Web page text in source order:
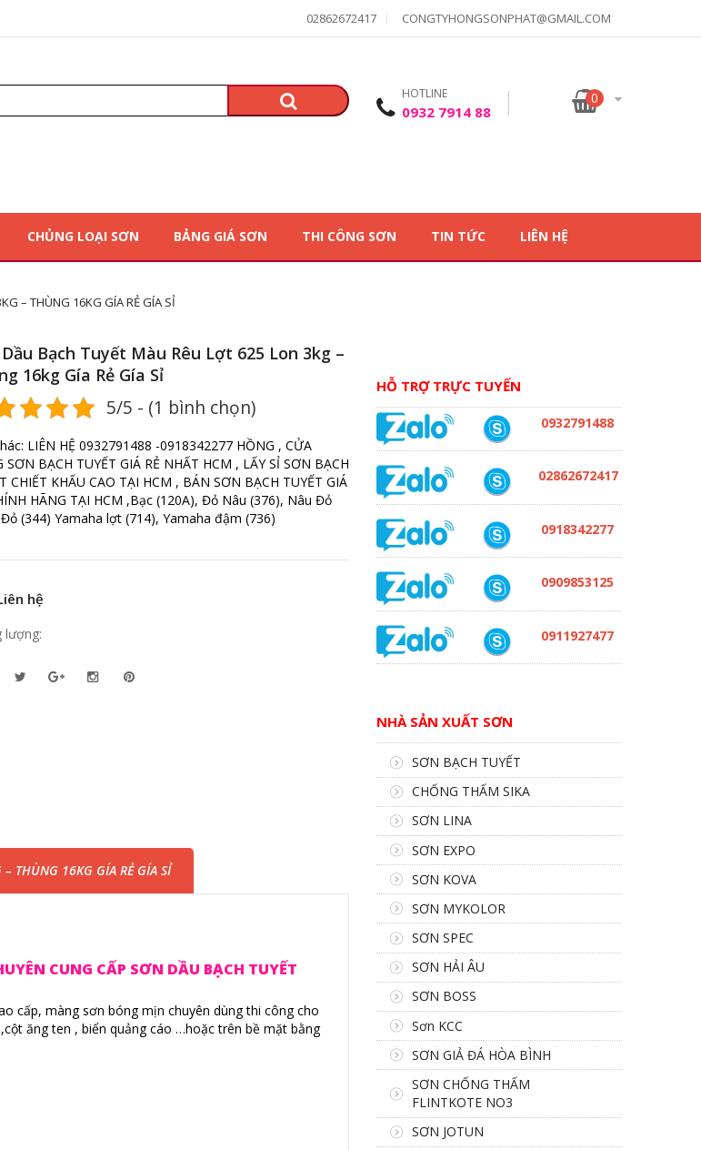
02862672417 CONGTYHONGSONPHAT@GMAIL.COM
HOTLINE
0932 7914 88
0
CHỦNG LOẠI SƠN BẢNG GIÁ SƠN THI CÔNG SƠN TIN TỨC LIÊN HỆ
– THÙNG 16KG GÍA RẺ GÍA SỈ
Bạch Tuyết Màu Rêu Lợt 625 Lon 3kg –
16kg Gía Rẻ Gía Sỉ
5/5 - (1 bình chọn)
LIÊN HỆ 0932791488 -0918342277 HỒNG , CỬA
SƠN BẠCH TUYẾT GIÁ RẺ NHẤT HCM , LẤY SỈ SƠN BẠCH
CHIẾT KHẤU CAO TẠI HCM , BÁN SƠN BẠCH TUYẾT GIÁ
HÃNG TẠI HCM ,Bạc (120A), Đỏ Nâu (376), Nâu Đỏ
(344) Yamaha lợt (714), Yamaha đậm (736)
hệ
lượng:
THÙNG 16KG GÍA RẺ GÍA SỈ
CUNG CẤP SƠN DẦU BẠCH TUYẾT
cấp, màng sơn bóng mịn chuyên dùng thi công cho
ăng ten , biển quảng cáo …hoặc trên bề mặt bằng
HỖ TRỢ TRỰC TUYẾN
0932791488
02862672417
0918342277
0909853125
0911927477
NHÀ SẢN XUẤT SƠN
SƠN BẠCH TUYẾT
CHỐNG THẤM SIKA
SƠN LINA
SƠN EXPO
SƠN KOVA
SƠN MYKOLOR
SƠN SPEC
SƠN HẢI ÂU
SƠN BOSS
Sơn KCC
SƠN GIẢ ĐÁ HÒA BÌNH
SƠN CHỐNG THẤM
FLINTKOTE NO3
SƠN JOTUN